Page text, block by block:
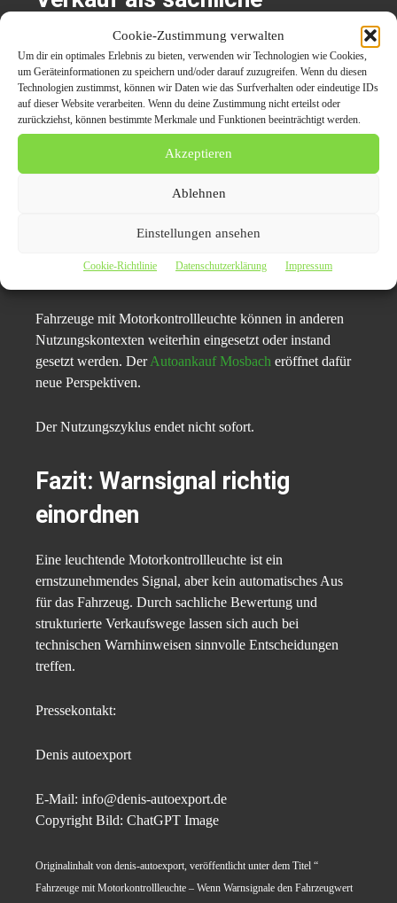
Cookie-Zustimmung verwalten
Um dir ein optimales Erlebnis zu bieten, verwenden wir Technologien wie Cookies,
um Geräteinformationen zu speichern und/oder darauf zuzugreifen. Wenn du diesen
Technologien zustimmst, können wir Daten wie das Surfverhalten oder eindeutige IDs
auf dieser Website verarbeiten. Wenn du deine Zustimmung nicht erteilst oder
zurückziehst, können bestimmte Merkmale und Funktionen beeinträchtigt werden.
Akzeptieren
Ablehnen
Einstellungen ansehen
Cookie-Richtlinie Datenschutzerklärung Impressum
Alternative
Wenn Reparaturen unverhältnismäßig erscheinen, kann
der Verkauf eine sinnvolle Lösung sein. Über den
Autoankauf in Mosbachlassen sich Fahrzeuge auch mit
Der Ist-Zustand wird berücksichtigt.
Weiterverwendung trotz
technischer Einschränkungen
Fahrzeuge mit Motorkontrollleuchte können in anderen
Nutzungskontexten weiterhin eingesetzt oder instand
gesetzt werden. DerAutoankauf Mosbach eröffnet dafür
neue Perspektiven.
Der Nutzungszyklus endet nicht sofort.
Fazit: Warnsignal richtig
einordnen
Eine leuchtende Motorkontrollleuchte ist ein
ernstzunehmendes Signal, aber kein automatisches Aus
für das Fahrzeug. Durch sachliche Bewertung und
strukturierte Verkaufswege lassen sich auch bei
technischen Warnhinweisen sinnvolle Entscheidungen
treffen.
Pressekontakt:
Denis autoexport
E-Mail: info@denis-autoexport.de
Copyright Bild: ChatGPT Image
Originalinhalt von denis-autoexport, veröffentlicht unter dem Titel “
Fahrzeuge mit Motorkontrollleuchte – Wenn Warnsignale den Fahrzeugwert